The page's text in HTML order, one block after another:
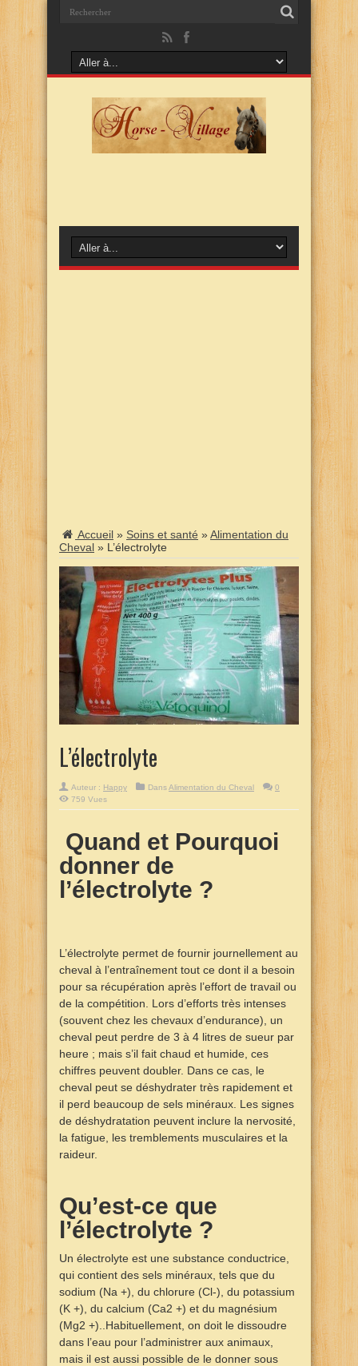
Accueil » Soins et santé »Alimentation du
Cheval » L’électrolyte
L’électrolyte
Auteur : Happy DansAlimentation du Cheval
0
759 Vues
Quand et Pourquoi
donner de
l’électrolyte ?
L’électrolyte permet de fournir journellement au
cheval à l’entraînement tout ce dont il a besoin
pour sa récupération après l’effort de travail ou
de la compétition. Lors d’efforts très intenses
(souvent chez les chevaux d’endurance), un
cheval peut perdre de 3 à 4 litres de sueur par
heure ; mais s’il fait chaud et humide, ces
chiffres peuvent doubler. Dans ce cas, le
cheval peut se déshydrater très rapidement et
il perd beaucoup de sels minéraux. Les signes
de déshydratation peuvent inclure la nervosité,
la fatigue, les tremblements musculaires et la
raideur.
Qu’est-ce que
l’électrolyte ?
Un électrolyte est une substance conductrice,
qui contient des sels minéraux, tels que du
sodium (Na +), du chlorure (Cl-), du potassium
(K +), du calcium (Ca2 +) et du magnésium
(Mg2 +)..Habituellement, on doit le dissoudre
dans l’eau pour l’administrer aux animaux,
mais il est aussi possible de le donner sous